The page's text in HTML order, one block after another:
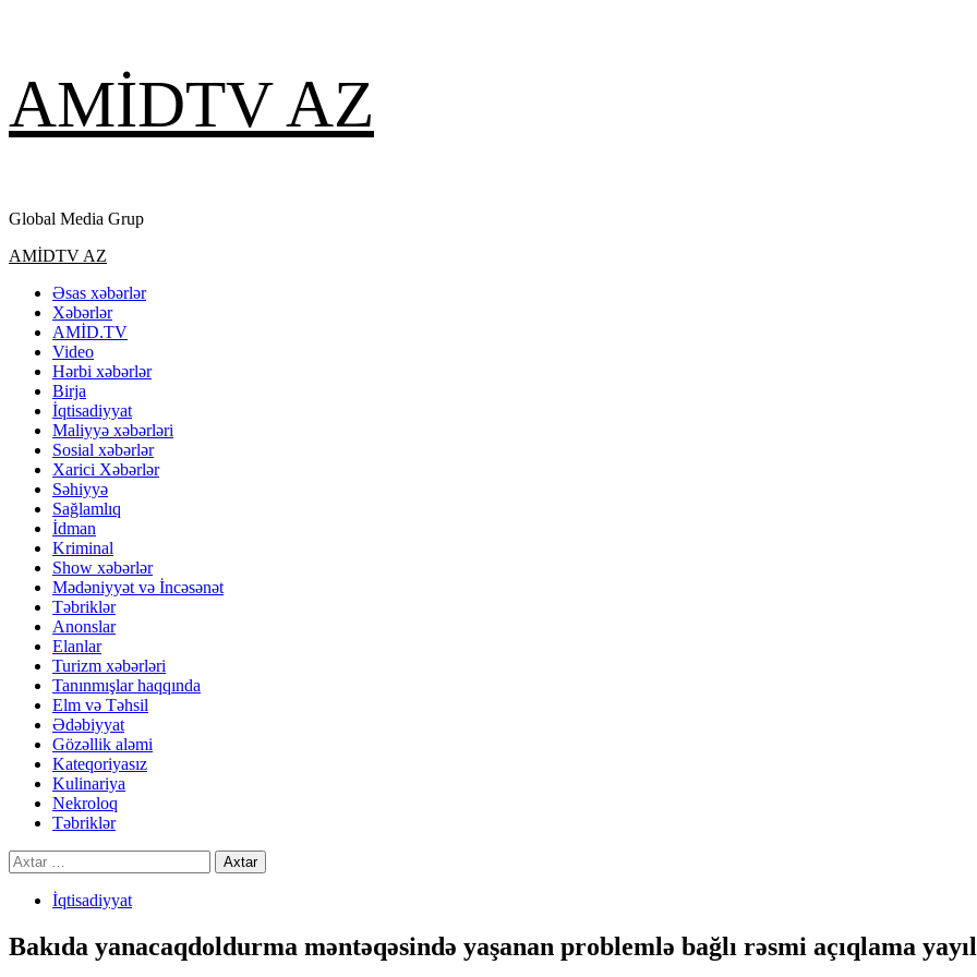
content
AMİDTV AZ
Global Media Grup
Primary
AMİDTV AZ
Əsas xəbərlər
Xəbərlər
AMİD.TV
Video
Hərbi xəbərlər
Birja
İqtisadiyyat
Maliyyə xəbərləri
Sosial xəbərlər
Xarici Xəbərlər
Səhiyyə
Sağlamlıq
İdman
Kriminal
Show xəbərlər
Mədəniyyət və İncəsənət
Təbriklər
Anonslar
Elanlar
Turizm xəbərləri
Tanınmışlar haqqında
Elm və Təhsil
Ədəbiyyat
Gözəllik aləmi
Kateqoriyasız
Kulinariya
Nekroloq
Təbriklər
Axtarış:
İqtisadiyyat
Bakıda yanacaqdoldurma məntəqəsində yaşanan problemlə bağlı rəsmi açıqlama